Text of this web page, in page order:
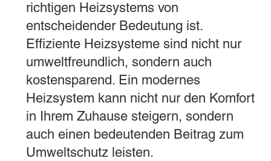
richtigen Heizsystems von
entscheidender Bedeutung ist.
Effiziente Heizsysteme sind nicht nur
umweltfreundlich, sondern auch
kostensparend. Ein modernes
Heizsystem kann nicht nur den Komfort
in Ihrem Zuhause steigern, sondern
auch einen bedeutenden Beitrag zum
Umweltschutz leisten.